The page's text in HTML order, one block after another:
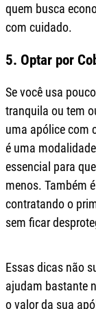
quem busca
com cuidado.
5. Optar por
Se você usa
tranquila ou tem
uma apólice com
é uma
essencial para
menos. Também
contratando o
sem ficar
Essas dicas não
ajudam bastante
o valor da sua